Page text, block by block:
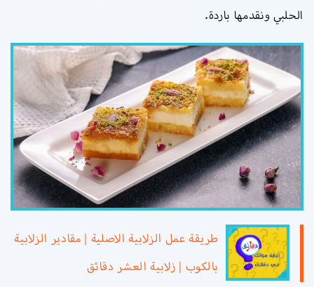
الحلبي ونقدمها باردة.
طريقة عمل الزلابية الاصلية | مقادير الزلابية
بالكوب | زلابية العشر دقائق